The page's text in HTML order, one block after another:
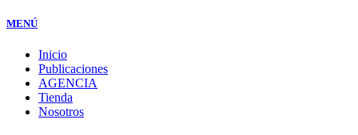
MENÚ
Inicio
Publicaciones
AGENCIA
Tienda
Nosotros